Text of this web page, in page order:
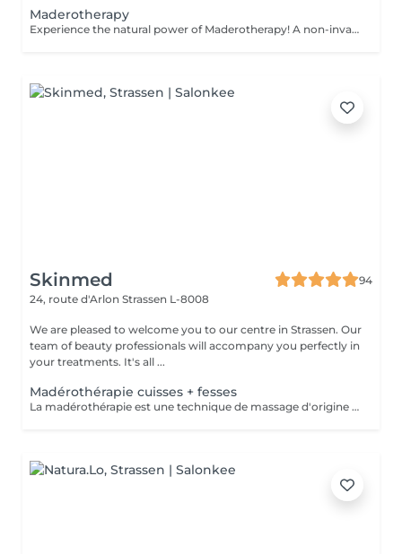
Maderotherapy
Experience the natural power of Maderotherapy! A non-invasive massage technique using wooden tools. It improves circulation and lymphatic drainage, reduces cellulite, helps contour the body, and eliminates excess fluid. Types: - Brazilian: focuses on legs and glutes, helps shape the silhouette; - Abdomen: reduces volume and firms the skin; - Full body: promotes relaxation and overall recovery. Age restrictions: recommended to do from 16 years old. Post-procedure recommendations: do not do sports and any sharp movement for 2-3 hours after the procedure. Frequency: 2-3 times per week, 8-10 sessions. Repeat once in 3-6 months. Contraindications: pregnancy, inflammation, acne, varicose veins in the acute stage.
Skinmed
94
24, route d'Arlon Strassen L-8008
We are pleased to welcome you to our centre in Strassen. Our
team of beauty professionals will accompany you perfectly in
your treatments. It's all ...
Madérothérapie cuisses + fesses
La madérothérapie est une technique de massage d'origine colombienne qui utilise des instruments en bois spécialement conçus pour le modelage du corps. Le mot vient de l'espagnol "madera", qui signifie "bois". La madérothérapie est une technique de massage naturelle et non invasive qui repose sur l'utilisation d'outils en bois de différentes formes (rouleaux, ventouses, spatules, champignons, etc.) pour stimuler le corps. Objectifs principaux : - Réduction de la cellulite - Drainage lymphatique - Raffermissement de la peau - Remodelage du corps - Amélioration de la circulation sanguine - Relaxation musculaire et réduction du stress. Contre-indications: - grossesse - Infections aiguës - Thrombose / phlébite - Insuffisance cardiaque non compensée - cancer / Tumeurs malignes (sans avis médical) - Fièvre - règles hémorragiques / premiers 5 jours de règles - surcharge rénale - pathologies liées à l'appareil reproducteur - maladies de la peau - les ecchymoses - dysfonctionnement du système immunitaire